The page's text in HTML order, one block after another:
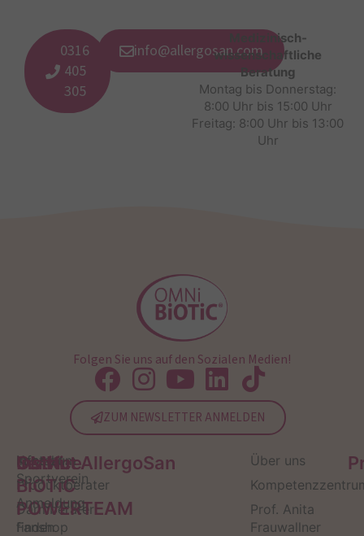
0316
405
305
info@allergosan.com
Medizinisch-
wissenschaftliche
Beratung
Montag bis Donnerstag:
8:00 Uhr bis 15:00 Uhr
Freitag: 8:00 Uhr bis 13:00
Uhr
Folgen Sie uns auf den Sozialen Medien!
ZUM NEWSLETTER ANMELDEN
Service
Kontakt
Produktberater
Darmberater
finden
OMNi-
BiOTiC
POWERTEAM
Infos zum
Sportverein
Anmeldung
Fanshop
Institut AllergoSan
Über uns
Prof. Anita
Frauwallner